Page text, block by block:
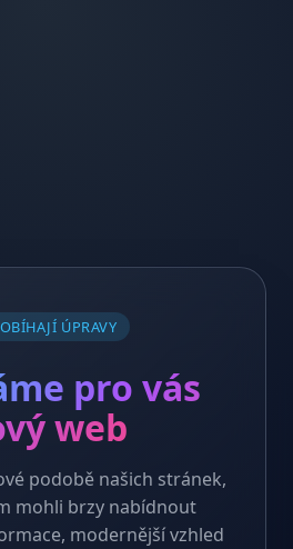
ÚPRAVY
pro vás
web
podobě našich stránek,
mohli brzy nabídnout
modernější vzhled